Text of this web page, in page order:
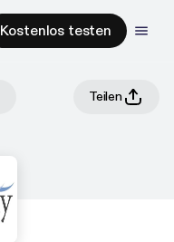
Kostenlos testen
Teilen